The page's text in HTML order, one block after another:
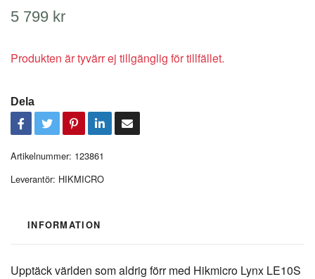
5 799 kr
Produkten är tyvärr ej tillgänglig för tillfället.
Dela
Artikelnummer: 123861
Leverantör: HIKMICRO
INFORMATION
Upptäck världen som aldrig förr med Hikmicro Lynx LE10S